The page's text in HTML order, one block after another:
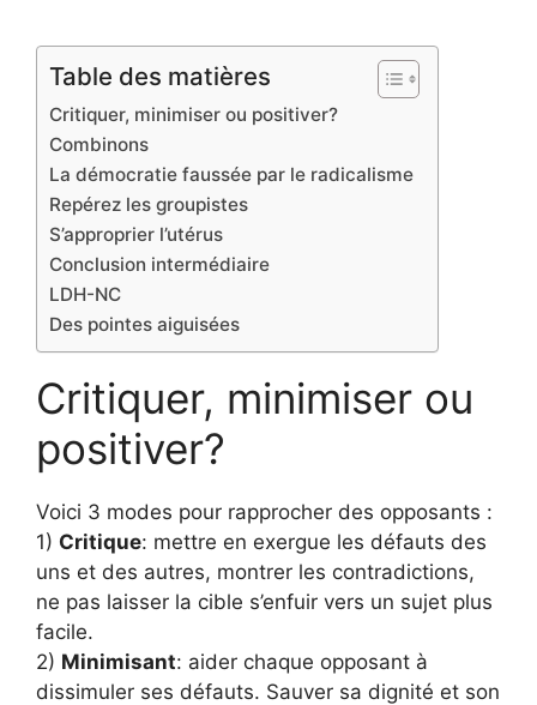
Table des matières
Critiquer, minimiser ou positiver?
Combinons
La démocratie faussée par le radicalisme
Repérez les groupistes
S’approprier l’utérus
Conclusion intermédiaire
LDH-NC
Des pointes aiguisées
Critiquer, minimiser ou
positiver?
Voici 3 modes pour rapprocher des opposants :
1) Critique: mettre en exergue les défauts des
uns et des autres, montrer les contradictions,
ne pas laisser la cible s’enfuir vers un sujet plus
facile.
2) Minimisant: aider chaque opposant à
dissimuler ses défauts. Sauver sa dignité et son